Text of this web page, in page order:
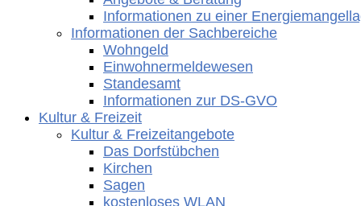
Informationen zu einer
Informationen der Sachbereiche
Wohngeld
Einwohnermeldewesen
Standesamt
Informationen zur DS-GVO
Kultur & Freizeit
Kultur & Freizeitangebote
Das Dorfstübchen
Kirchen
Sagen
kostenloses WLAN